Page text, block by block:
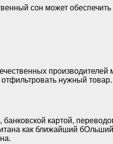
сон может
нужный
картой,
как ближайший